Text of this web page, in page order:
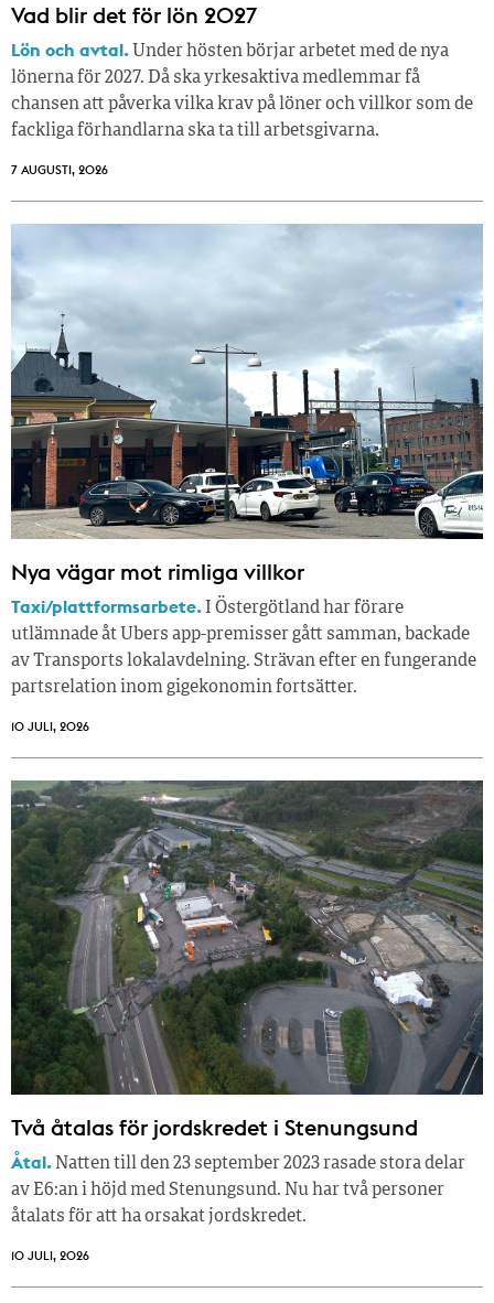
Vad blir det för lön 2027
Lön och avtal. Under hösten börjar arbetet med de nya
lönerna för 2027. Då ska yrkesaktiva medlemmar få
chansen att påverka vilka krav på löner och villkor som de
fackliga förhandlarna ska ta till arbetsgivarna.
7 AUGUSTI, 2026
Nya vägar mot rimliga villkor
Taxi/plattformsarbete. I Östergötland har förare
utlämnade åt Ubers app-premisser gått samman, backade
av Transports lokalavdelning. Strävan efter en fungerande
partsrelation inom gigekonomin fortsätter.
10 JULI, 2026
Två åtalas för jordskredet i Stenungsund
Åtal. Natten till den 23 september 2023 rasade stora delar
av E6:an i höjd med Stenungsund. Nu har två personer
åtalats för att ha orsakat jordskredet.
10 JULI, 2026